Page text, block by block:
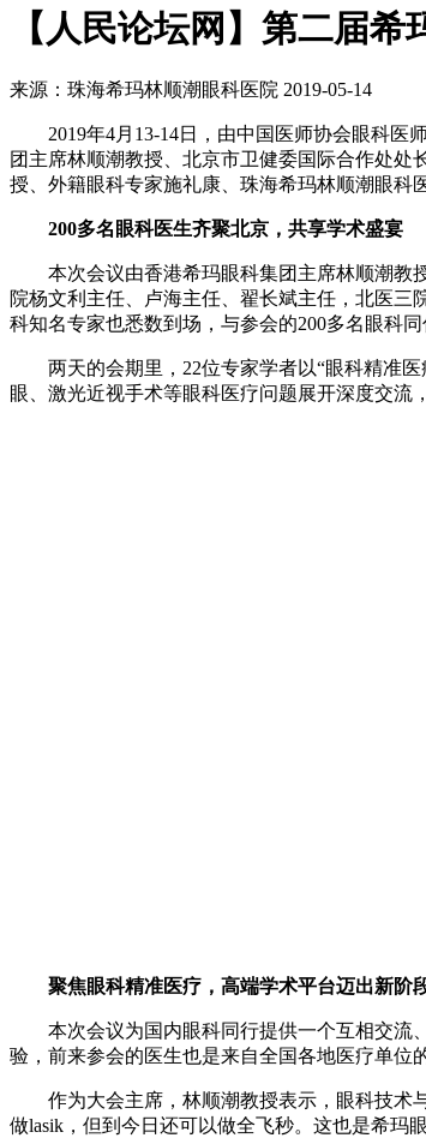
【人民论坛网】第二届
来源：珠海希玛林顺潮眼科医院 2019-05-14
2019年4月13-14日，由中国医师协会眼科医
团主席林顺潮教授、北京市卫健委国际合作处
授、外籍眼科专家施礼康、珠海希玛林顺潮眼科
200多名眼科医生齐聚北京，共享学术盛宴
本次会议由香港希玛眼科集团主席林顺潮教授
院杨文利主任、卢海主任、翟长斌主任，北医
科知名专家也悉数到场，与参会的200多名眼科
两天的会期里，22位专家学者以“眼科精准医
眼、激光近视手术等眼科医疗问题展开深度交流
聚焦眼科精准医疗，高端学术平台迈出新阶
本次会议为国内眼科同行提供一个互相交流、
验，前来参会的医生也是来自全国各地医疗单位
作为大会主席，林顺潮教授表示，眼科技术与
做lasik，但到今日还可以做全飞秒。这也是希玛